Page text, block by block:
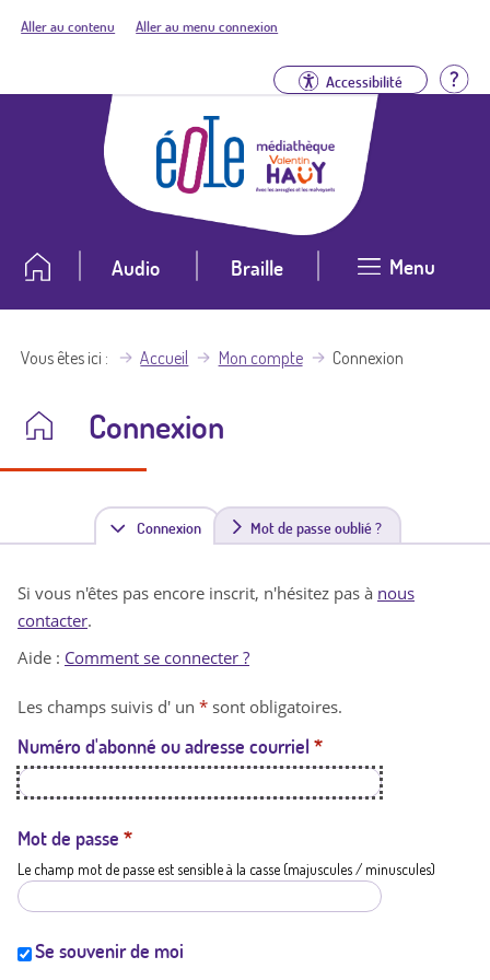
Aller au contenu Aller au menu connexion
Accessibilité
Audio Braille Menu
Vous êtes ici Accueil Mon compte Connexion
Connexion
Connexion(
n
t
a
t
i
Mot de passe oublié ?
Si vous n'êtes pas encore inscrit, n'hésitez pas à nous
contacter.
Aide : Comment se connecter ?
Les champs suivis d' un * sont obligatoires.
Numéro d'abonné ou adresse courriel *
Mot de passe *
Le champ mot de passe est sensible à la casse (majuscules / minuscules)
Se souvenir de moi